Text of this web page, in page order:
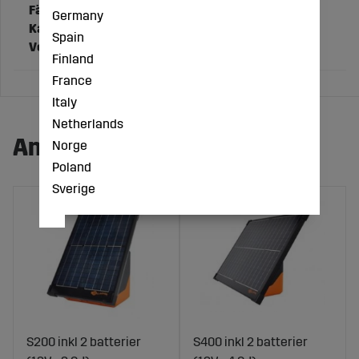
Färg
Kapacitet (Ah)
Voltage
Andra köpte även:
S200 inkl 2 batterier
S400 inkl 2 batterier
Germany
Spain
Finland
France
Italy
Netherlands
Norge
Poland
Sverige